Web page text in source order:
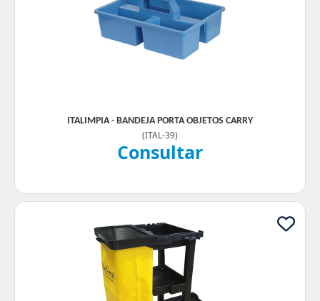
ITALIMPIA - BANDEJA PORTA OBJETOS CARRY
(ITAL-39)
Consultar